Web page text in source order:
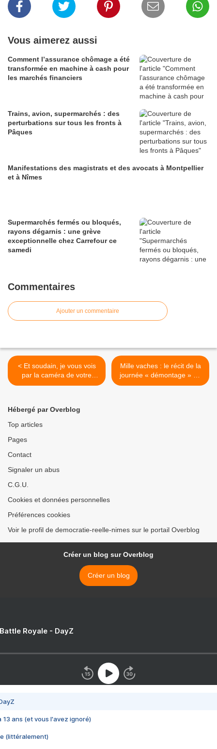
Vous aimerez aussi
Comment l’assurance chômage a été
transformée en machine à cash pour
les marchés financiers
Trains, avion, supermarchés : des
perturbations sur tous les fronts à
Pâques
Manifestations des magistrats et des avocats à Montpellier
et à Nîmes
Supermarchés fermés ou bloqués,
rayons dégarnis : une grève
exceptionnelle chez Carrefour ce
samedi
Commentaires
Ajouter un commentaire
< Et soudain, je vous vois
par la caméra de votre
salon... En France, des
accessibles sans mot de
passe : caméras,
Mille vaches : le récit de la
journée « démontage » où
l’affaire a basculé >
Hébergé par Overblog
Top articles
Pages
Contact
Signaler un abus
C.G.U.
Cookies et données personnelles
Préférences cookies
Voir le profil de democratie-reelle-nimes sur le portail Overblog
Créer un blog sur Overblog
Créer un blog
Royale - DayZ
13 ans (et vous l'avez ignoré)
(littéralement)